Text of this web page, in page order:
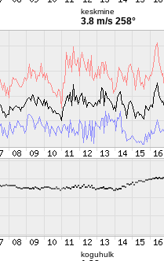
keskmine
3.8 m/s 258°
koguhulk